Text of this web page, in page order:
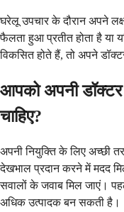
घरेलू उपचार के दौरान अपने
फैलता हुआ प्रतीत होता है या
विकसित होते हैं, तो अपने
आपको अपनी डॉक्टर
चाहिए?
अपनी नियुक्ति के लिए अच्छी
देखभाल प्रदान करने में मदद
सवालों के जवाब मिल जाएं।
अधिक उत्पादक बन सकती है।